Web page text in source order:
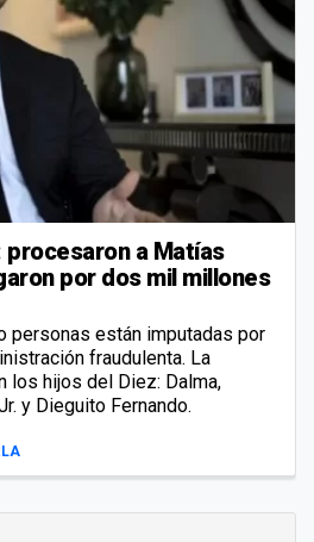
procesaron a Matías
por dos mil millones
personas están imputadas por
fraudulenta. La
los hijos del Diez: Dalma,
y Dieguito Fernando.